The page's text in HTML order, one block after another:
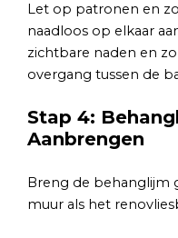
Let op patronen en
naadloos op elkaar
zichtbare naden en
overgang tussen de
Stap 4:
Aanbrengen
Breng de behanglijm
muur als het